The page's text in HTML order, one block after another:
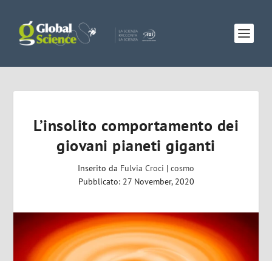
L’insolito comportamento dei
giovani pianeti giganti
Inserito da Fulvia Croci | cosmo
Pubblicato: 27 November, 2020